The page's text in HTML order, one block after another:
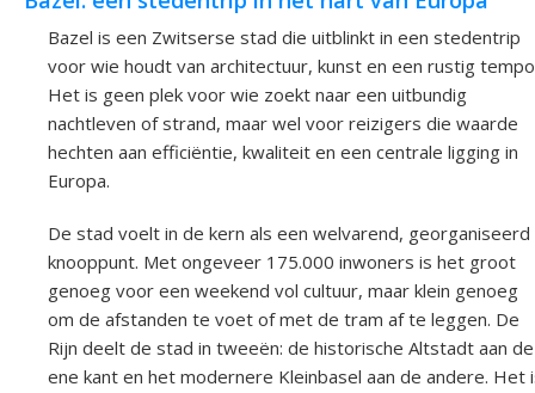
Bazel is een Zwitserse stad die uitblinkt in een stedentrip
voor wie houdt van architectuur, kunst en een rustig
Het is geen plek voor wie zoekt naar een uitbundig
nachtleven of strand, maar wel voor reizigers die waarde
hechten aan efficiëntie, kwaliteit en een centrale ligging in
Europa.
De stad voelt in de kern als een welvarend, georganiseerd
knooppunt. Met ongeveer 175.000 inwoners is het groot
genoeg voor een weekend vol cultuur, maar klein genoeg
om de afstanden te voet of met de tram af te leggen. De
Rijn deelt de stad in tweeën: de historische Altstadt aan de
ene kant en het modernere Kleinbasel aan de andere. Het